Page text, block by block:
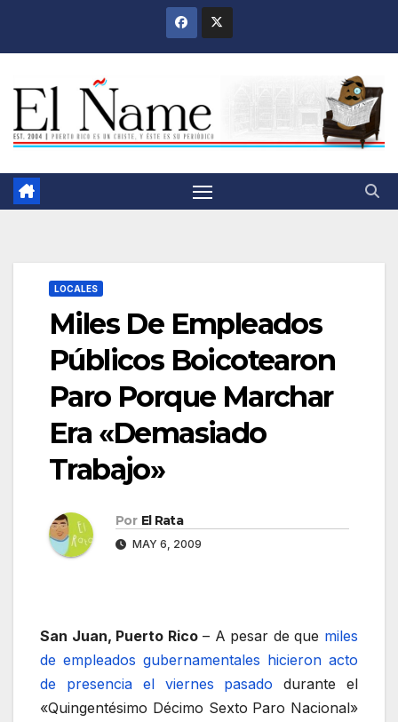
LOCALES
Miles De Empleados
Públicos Boicotearon
Paro Porque Marchar
Era «Demasiado
Trabajo»
Por El Rata
MAY 6, 2009
San Juan, Puerto Rico– A pesar de que miles
de empleados gubernamentales hicieron acto
de presencia el viernes pasado durante el
«Quingentésimo Décimo Sexto Paro Nacional»